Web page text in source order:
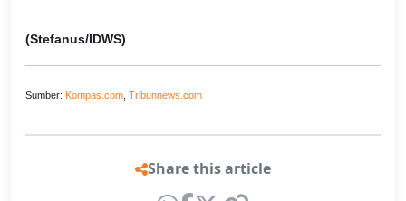
(Stefanus/IDWS)
Sumber: Kompas.com Tribunnews.com
Share this article